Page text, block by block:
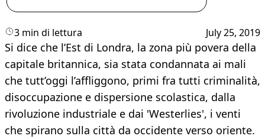
3 min di lettura July 25, 2019
Si dice che l’Est di Londra, la zona più povera della
capitale britannica, sia stata condannata ai mali
che tutt’oggi l’affliggono, primi fra tutti criminalità,
disoccupazione e dispersione scolastica, dalla
rivoluzione industriale e dai 'Westerlies', i venti
che spirano sulla città da occidente verso oriente.